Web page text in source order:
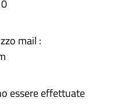
:
essere effettuate